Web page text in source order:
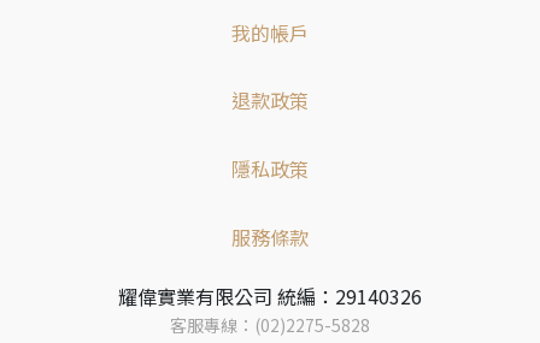
我的帳戶
退款政策
隱私政策
服務條款
耀偉實業有限公司 統編：29140326
客服專線：(02)2275-5828